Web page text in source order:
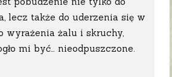
lecz także do uderzenia się w
wyrażenia żalu i skruchy,
mi być… nieodpuszczone.